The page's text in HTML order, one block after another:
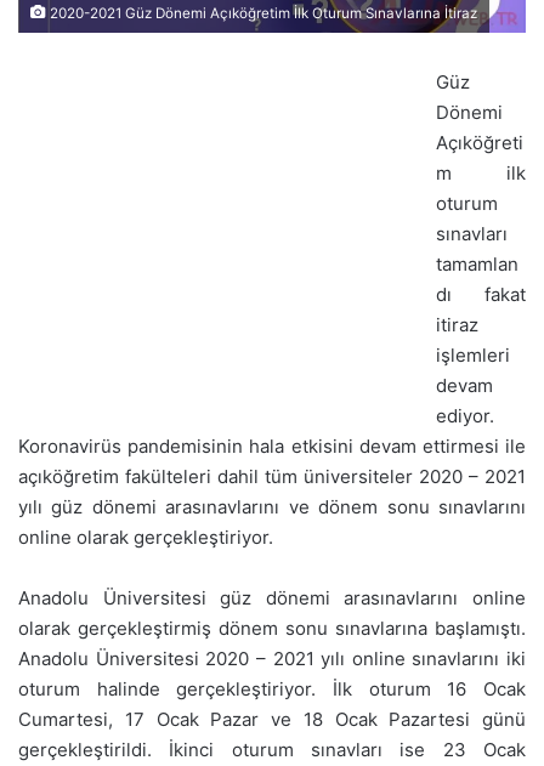
2020-2021 Güz Dönemi Açıköğretim İlk Oturum Sınavlarına İtiraz
Güz
Dönemi
Açıköğreti
m ilk
oturum
sınavları
tamamlan
dı fakat
itiraz
işlemleri
devam
ediyor.
Koronavirüs pandemisinin hala etkisini devam ettirmesi ile
açıköğretim fakülteleri dahil tüm üniversiteler 2020 – 2021
yılı güz dönemi arasınavlarını ve dönem sonu sınavlarını
online olarak gerçekleştiriyor.
Anadolu Üniversitesi güz dönemi arasınavlarını online
olarak gerçekleştirmiş dönem sonu sınavlarına başlamıştı.
Anadolu Üniversitesi 2020 – 2021 yılı online sınavlarını iki
oturum halinde gerçekleştiriyor. İlk oturum 16 Ocak
Cumartesi, 17 Ocak Pazar ve 18 Ocak Pazartesi günü
gerçekleştirildi. İkinci oturum sınavları ise 23 Ocak